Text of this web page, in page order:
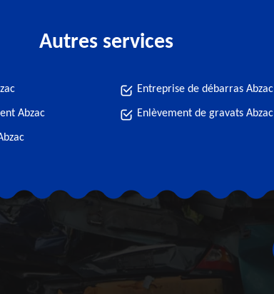
Autres services
Abzac
Entreprise de débarras Abzac
Enlèvement de gravats Abzac